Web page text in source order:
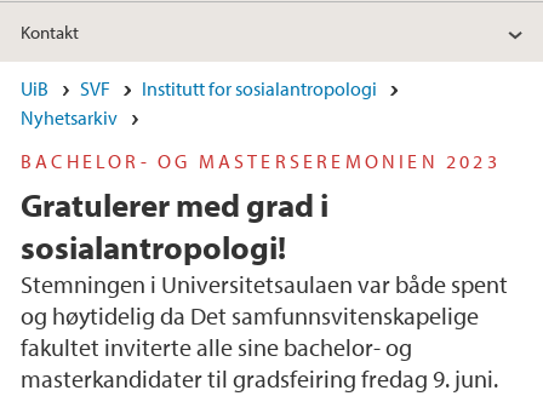
Kontakt
UiB SVF
Institutt for sosialantropologi
Nyhetsarkiv
BACHELOR- OG MASTERSEREMONIEN 2023
Gratulerer med grad i
sosialantropologi!
Stemningen i Universitetsaulaen var både spent
og høytidelig da Det samfunnsvitenskapelige
fakultet inviterte alle sine bachelor- og
masterkandidater til gradsfeiring fredag 9. juni.